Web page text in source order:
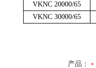
VKNC 20000/65
VKNC 30000/65
产品：